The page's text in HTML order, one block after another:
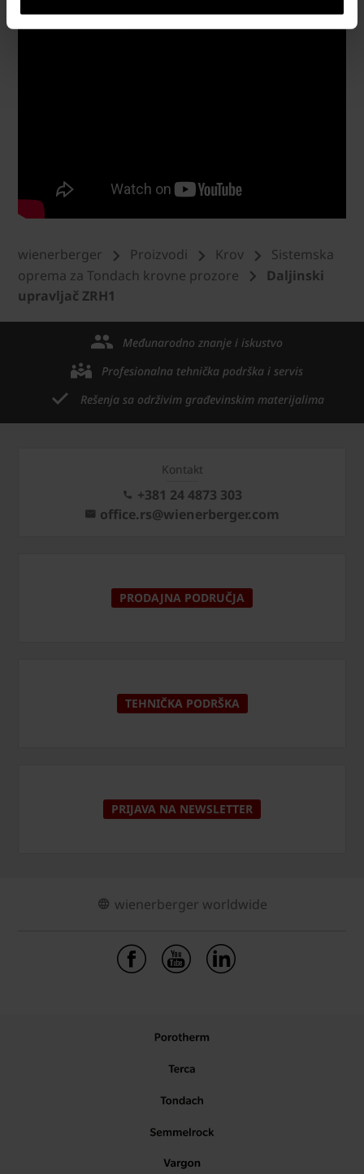
wienerberger Proizvodi Krov
Sistemska
oprema za Tondach krovne prozore
Daljinski
upravljač ZRH1
Međunarodno znanje i iskustvo
Profesionalna tehnička podrška i servis
Rešenja sa održivim građevinskim materijalima
Kontakt
+381 24 4873 303
office.rs@wienerberger.com
PRODAJNA PODRUČJA
TEHNIČKA PODRŠKA
PRIJAVA NA NEWSLETTER
wienerberger worldwide